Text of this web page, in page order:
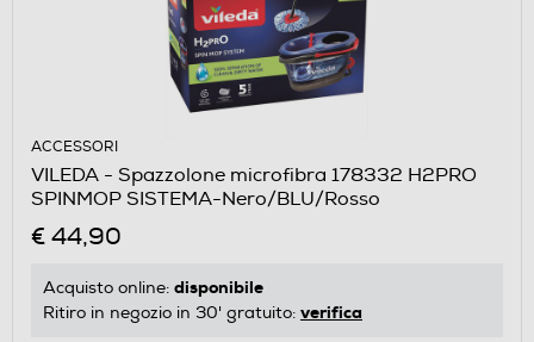
ACCESSORI
VILEDA - Spazzolone microfibra 178332 H2PRO
SPINMOP SISTEMA-Nero/BLU/Rosso
€ 44,90
Acquisto online: disponibile
Ritiro in negozio in 30' gratuito: verifica